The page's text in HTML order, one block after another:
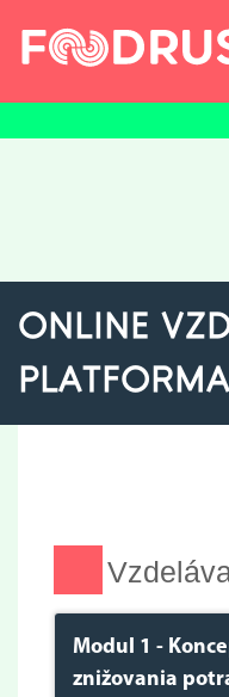
ONLINE
PLATFORMA
Modul 1 -
znižovania